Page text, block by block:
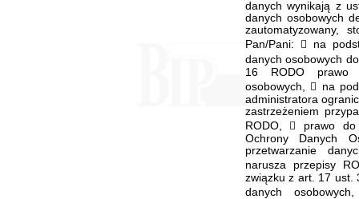
danych wynikają z
danych osobowych
zautomatyzowany,
Pan/Pani:  na
danych osobowych
16 RODO prawo
osobowych,  na
administratora
zastrzeżeniem
RODO,  prawo
Ochrony Danych
przetwarzanie
narusza przepisy
związku z art. 17 ust.
danych